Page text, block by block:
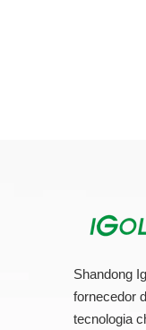
Shandong
fornecedor
tecnologia